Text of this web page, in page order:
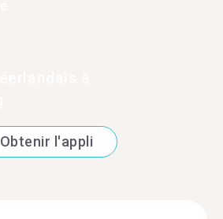
Obtenir l'appli